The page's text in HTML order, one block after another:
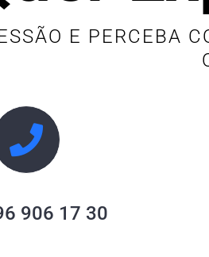
E PERCEBA
906 17 30